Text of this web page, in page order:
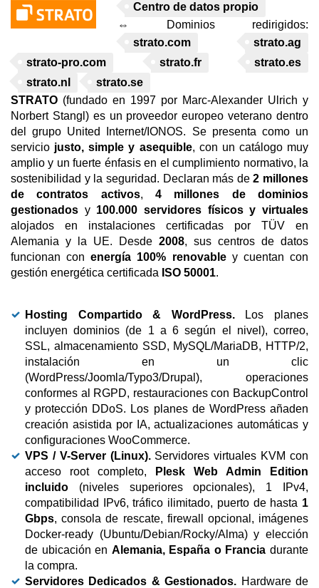
Centro de datos propio
⇔ Dominios redirigidos:
strato.com
strato.ag
strato-pro.com
strato.fr
strato.es
strato.nl
strato.se
STRATO (fundado en 1997 por Marc-Alexander Ulrich y
Norbert Stangl) es un proveedor europeo veterano dentro
del grupo United Internet/IONOS. Se presenta como un
servicio justo, simple y asequible, con un catálogo muy
amplio y un fuerte énfasis en el cumplimiento normativo, la
sostenibilidad y la seguridad. Declaran más de2 millones
de contratos activos,4 millones de dominios
gestionados y 100.000 servidores físicos y virtuales
alojados en instalaciones certificadas por TÜV en
Alemania y la UE. Desde 2008, sus centros de datos
funcionan conenergía 100% renovabley cuentan con
gestión energética certificada ISO 50001.
Hosting Compartido & WordPress.Los planes
incluyen dominios (de 1 a 6 según el nivel), correo,
SSL, almacenamiento SSD, MySQL/MariaDB, HTTP/2,
instalación en un clic
(WordPress/Joomla/Typo3/Drupal), operaciones
conformes al RGPD, restauraciones con BackupControl
y protección DDoS. Los planes de WordPress añaden
creación asistida por IA, actualizaciones automáticas y
configuraciones WooCommerce.
VPS / V-Server (Linux).Servidores virtuales KVM con
acceso root completo,
Plesk Web Admin Edition
incluido (niveles superiores opcionales), 1 IPv4,
compatibilidad IPv6, tráfico ilimitado, puerto de hasta 1
Gbps, consola de rescate, firewall opcional, imágenes
Docker-ready (Ubuntu/Debian/Rocky/Alma) y elección
de ubicación en Alemania, España o Francia durante
la compra.
Servidores Dedicados & Gestionados. Hardware de